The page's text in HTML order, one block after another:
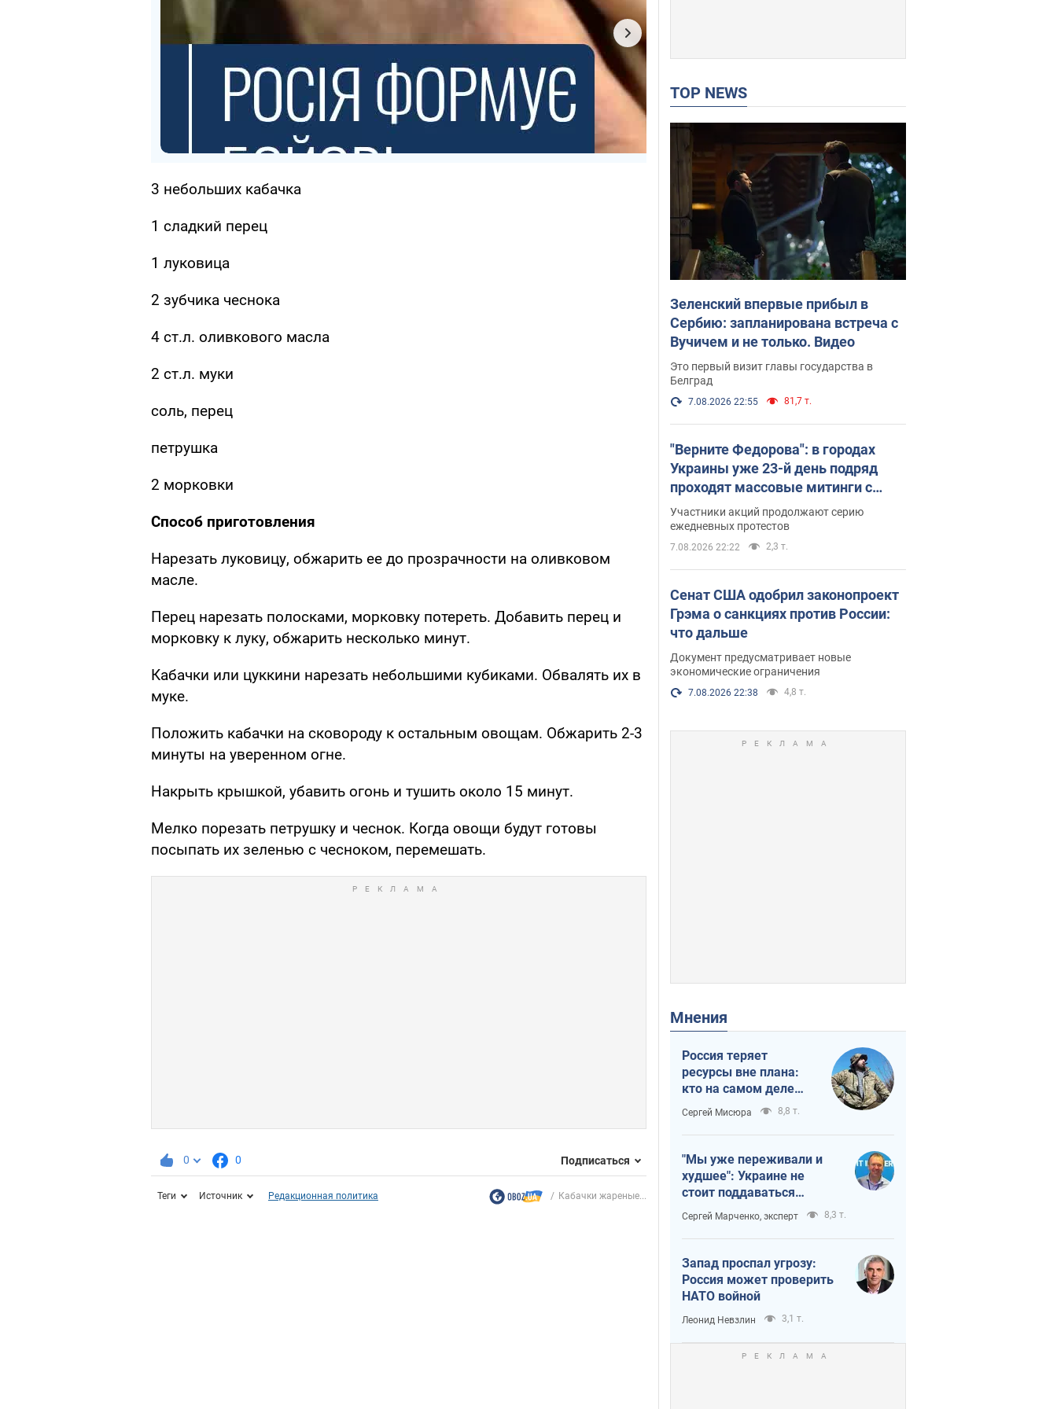
3 небольших кабачка
1 сладкий перец
1 луковица
2 зубчика чеснока
4 ст.л. оливкового масла
2 ст.л. муки
соль, перец
петрушка
2 морковки
Способ приготовления
Нарезать луковицу, обжарить ее до прозрачности на оливковом
масле.
Перец нарезать полосками, морковку потереть. Добавить перец и
морковку к луку, обжарить несколько минут.
Кабачки или цуккини нарезать небольшими кубиками. Обвалять их в
муке.
Положить кабачки на сковороду к остальным овощам. Обжарить 2-3
минуты на уверенном огне.
Накрыть крышкой, убавить огонь и тушить около 15 минут.
Мелко порезать петрушку и чеснок. Когда овощи будут готовы
посыпать их зеленью с чесноком, перемешать.
0 0 Подписаться
Теги Источник Редакционная политика Кабачки жареные...
TOP NEWS
Зеленский впервые прибыл в
Сербию: запланирована встреча с
Вучичем и не только. Видео
Это первый визит главы государства в
Белград
7.08.2026 22:55 81,7 т.
"Верните Федорова": в городах
Украины уже 23-й день подряд
проходят массовые митинги с
плакатами. Фото и видео
Участники акций продолжают серию
ежедневных протестов
7.08.2026 22:22 2,3 т.
Сенат США одобрил законопроект
Грэма о санкциях против России:
что дальше
Документ предусматривает новые
экономические ограничения
7.08.2026 22:38 4,8 т.
Мнения
Россия теряет
ресурсы вне плана:
кто на самом деле
диктует темп войны
Сергей Мисюра 8,8 т.
"Мы уже переживали и
худшее": Украине не
стоит поддаваться
отчаянию из-за
ракетного террора
Сергей Марченко, эксперт 8,3 т.
Запад проспал угрозу:
Россия может проверить
НАТО войной
Леонид Невзлин 3,1 т.